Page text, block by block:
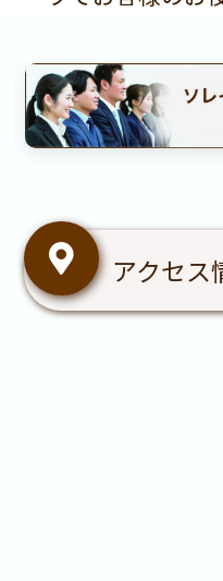
上記基本
11%）✕（
【2】加算報酬
アクセス